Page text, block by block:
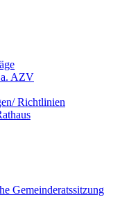
AZV
Richtlinien
Gemeinderatssitzung